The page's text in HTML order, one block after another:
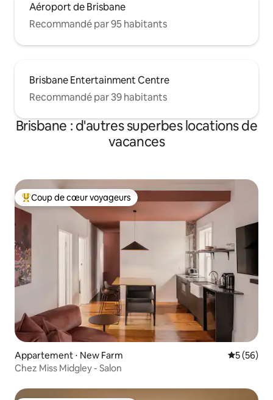
Aéroport de Brisbane
Recommandé par 95 habitants
Brisbane Entertainment Centre
Recommandé par 39 habitants
Brisbane : d'autres superbes locations de
vacances
Coups de cœur voyageurs les plus appréciés
Coup de cœur voyageurs
Appartement ⋅ New Farm
5 (56)
Chez Miss Midgley - Salon